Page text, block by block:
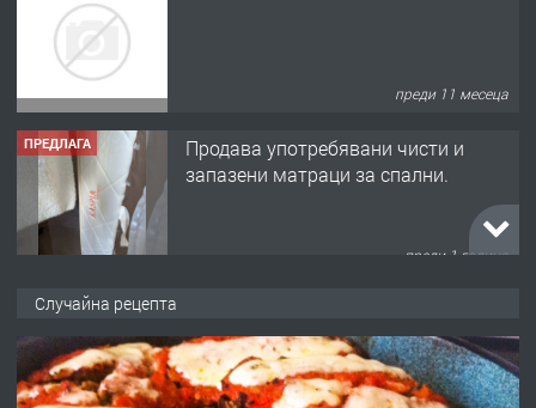
запазени матраци за спални.
преди 1 година
преди 1 година
Случайна рецепта